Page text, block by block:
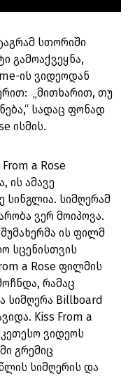
სთორიში
გამოაქვეყნა,
ის ვიდეოდან
„მითხარით, თუ
სადაც ფონად
ისმის.
a Rose
ის ამავე
სიმღერამ
ვერ მოიპოვა.
ის ფილმ
სცენისთვის
a Rose ფილმის
რამაც
Billboard
Kiss From a
ვიდეოს
გრემიც
სიმღერის და